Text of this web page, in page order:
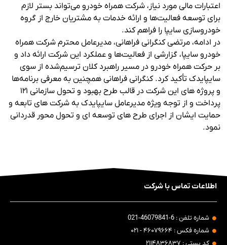
اعتبارات مالی مورد نیاز، شرکت همراه خودرو می‌تواند بستر لازم
برای توسعه فعالیت‌ها و ارائه خدمات به مشتریان خارج از گروه
خودروسازی سایپا را فراهم کند.
در ادامه، مرتضی کنگرانی فراهانی، مدیرعامل محترم شرکت همراه
خودرو سایپا، گزارشی از فعالیت‌ها و عملکرد این شرکت ارائه داد و
بر حرکت همراه خودرو در مسیر راهبرد کلان ترسیم‌شده از سوی
سایپایدک تأکید کرد. کنگرانی فراهانی همچنین به معرفی برنامه‌ها
و پروژه های این شرکت در قالب طرح بهبود و تحول سازمانی‌ ۱۲۱
پرداخت و از توجه ویژه مدیرعامل سایپایدک به شرکت های تابعه و
حمایت ایشان از اجرای طرح های توسعه ای و تحول محور قدردانی
نمود.
اطلاعات تماس با شرکت
شماره تلفن : 6-46079841-021
شماره فکس : ۴۶۰۷۹۶۶۴ - ۰۲۱